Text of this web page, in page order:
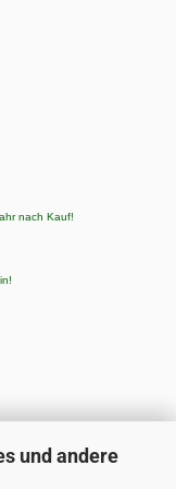
und andere
nach Kauf!